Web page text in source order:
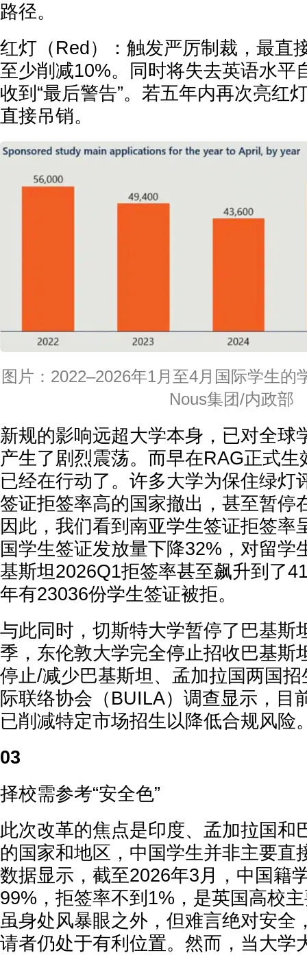
路径。
红灯（Red）：触发严厉制裁，最直
至少削减10%。同时将失去英语水平
收到“最后警告”。若五年内再次亮红
直接吊销。
图片：2022–2026年1月至4月国际学生的
Nous集团/内政部
新规的影响远超大学本身，已对全球
产生了剧烈震荡。而早在RAG正式生
已经在行动了。许多大学为保住绿灯
签证拒签率高的国家撤出，甚至暂停
因此，我们看到南亚学生签证拒签率
国学生签证发放量下降32%，对留学
基斯坦2026Q1拒签率甚至飙升到了
年有23036份学生签证被拒。
与此同时，切斯特大学暂停了巴基斯
季，东伦敦大学完全停止招收巴基斯
停止/减少巴基斯坦、孟加拉国两国
际联络协会（BUILA）调查显示，目
已削减特定市场招生以降低合规风险
03
择校需参考“安全色”
此次改革的焦点是印度、孟加拉国和
的国家和地区，中国学生并非主要直
数据显示，截至2026年3月，中国籍
99%，拒签率不到1%，是英国高校
虽身处风暴眼之外，但难言绝对安全
请者仍处于有利位置。然而，当大学